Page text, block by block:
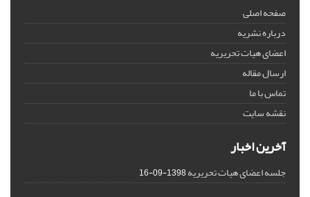
صفحه اصلی
درباره نشریه
اعضای هیات تحریریه
ارسال مقاله
تماس با ما
نقشه سایت
آخرین اخبار
جلسه اعضای هیات تحریریه1398-09-16